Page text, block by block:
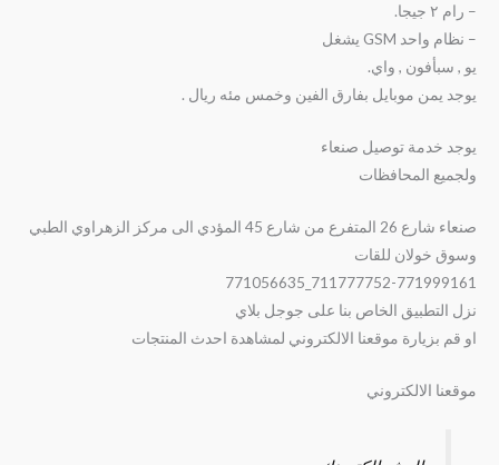
– رام ٢ جيجا.
– نظام واحد GSM يشغل
يو , سبأفون , واي.
يوجد يمن موبايل بفارق الفين وخمس مئه ريال .
يوجد خدمة توصيل صنعاء
ولجميع المحافظات
صنعاء شارع 26 المتفرع من شارع 45 المؤدي الى مركز الزهراوي الطبي
وسوق خولان للقات
711777752-771999161_771056635
نزل التطبيق الخاص بنا على جوجل بلاي
او قم بزيارة موقعنا الالكتروني لمشاهدة احدث المنتجات
موقعنا الالكتروني